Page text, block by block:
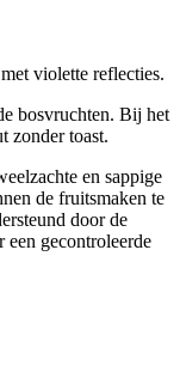
violette reflecties.
bosvruchten. Bij het
zonder toast.
en sappige
de fruitsmaken te
door de
gecontroleerde